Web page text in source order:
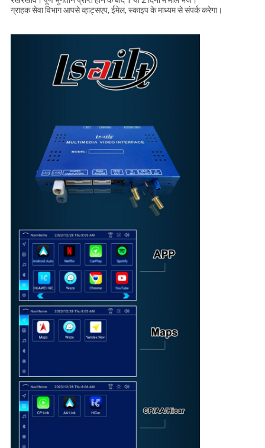
ग्राहक सेवा विभाग आपसे व्हाट्सएप, ईमेल, स्काइप के माध्यम से संपर्क करेगा।